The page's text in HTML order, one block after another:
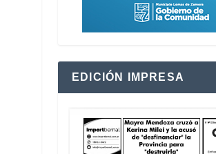
EDICIÓN IMPRESA